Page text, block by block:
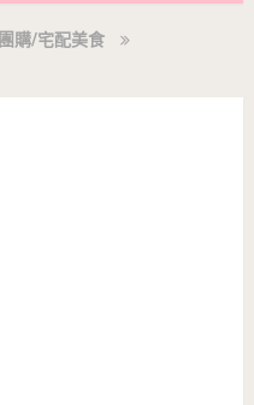
團購/宅配美食